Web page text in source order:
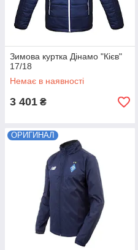
Зимова куртка Дінамо "Кієв"
17/18
Немає в наявності
3 401 ₴
ОРИГИНАЛ